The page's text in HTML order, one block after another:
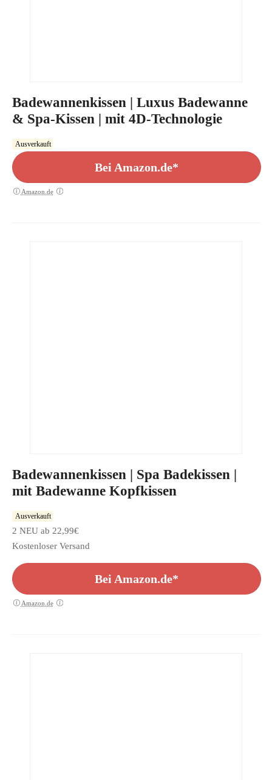
Badewannenkissen | Luxus Badewanne
& Spa-Kissen | mit 4D-Technologie
Ausverkauft
Bei Amazon.de*
Amazon.de
Badewannenkissen | Spa Badekissen |
mit Badewanne Kopfkissen
Ausverkauft
2 NEU ab 22,99€
Kostenloser Versand
Bei Amazon.de*
Amazon.de